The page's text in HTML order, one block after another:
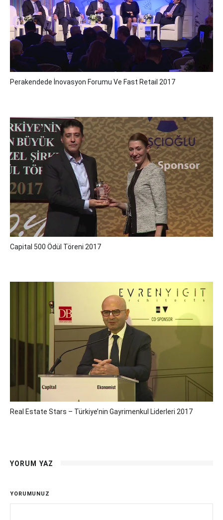
Perakendede İnovasyon Forumu Ve Fast Retail 2017
Capital 500 Ödül Töreni 2017
Real Estate Stars – Türkiye’nin Gayrimenkul Liderleri 2017
YORUM YAZ
YORUMUNUZ